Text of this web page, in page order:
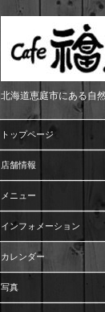
北海道恵庭市にある自
トップページ
店舗情報
メニュー
インフォメーション
カレンダー
写真